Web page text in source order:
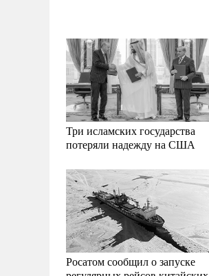
Три исламских государства
потеряли надежду на США
Росатом сообщил о запуске